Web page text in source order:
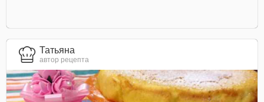
Татьяна
автор рецепта